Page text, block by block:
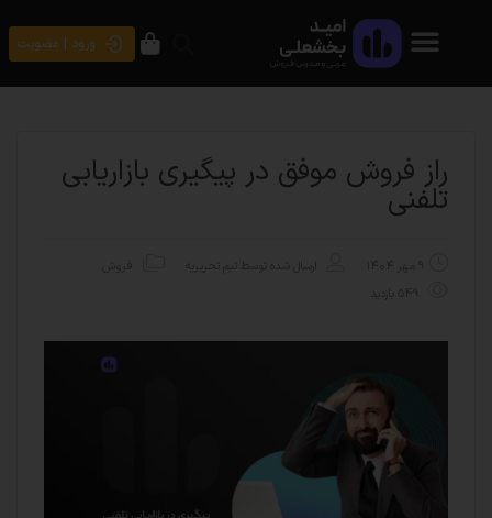
ورود | عضویت
راز فروش موفق در پیگیری بازاریابی
تلفنی